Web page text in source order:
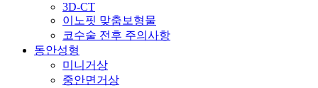
3D-CT
이노핏 맞춤보형물
코수술 전후 주의사항
동안성형
미니거상
중안면거상